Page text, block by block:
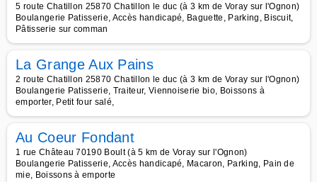
5 route Chatillon 25870 Chatillon le duc (à 3 km de Voray sur l'Ognon)
Boulangerie Patisserie, Accès handicapé, Baguette, Parking, Biscuit,
Pâtisserie sur comman
La Grange Aux Pains
2 route Chatillon 25870 Chatillon le duc (à 3 km de Voray sur l'Ognon)
Boulangerie Patisserie, Traiteur, Viennoiserie bio, Boissons à
emporter, Petit four salé,
Au Coeur Fondant
1 rue Château 70190 Boult (à 5 km de Voray sur l'Ognon)
Boulangerie Patisserie, Accès handicapé, Macaron, Parking, Pain de
mie, Boissons à emporte